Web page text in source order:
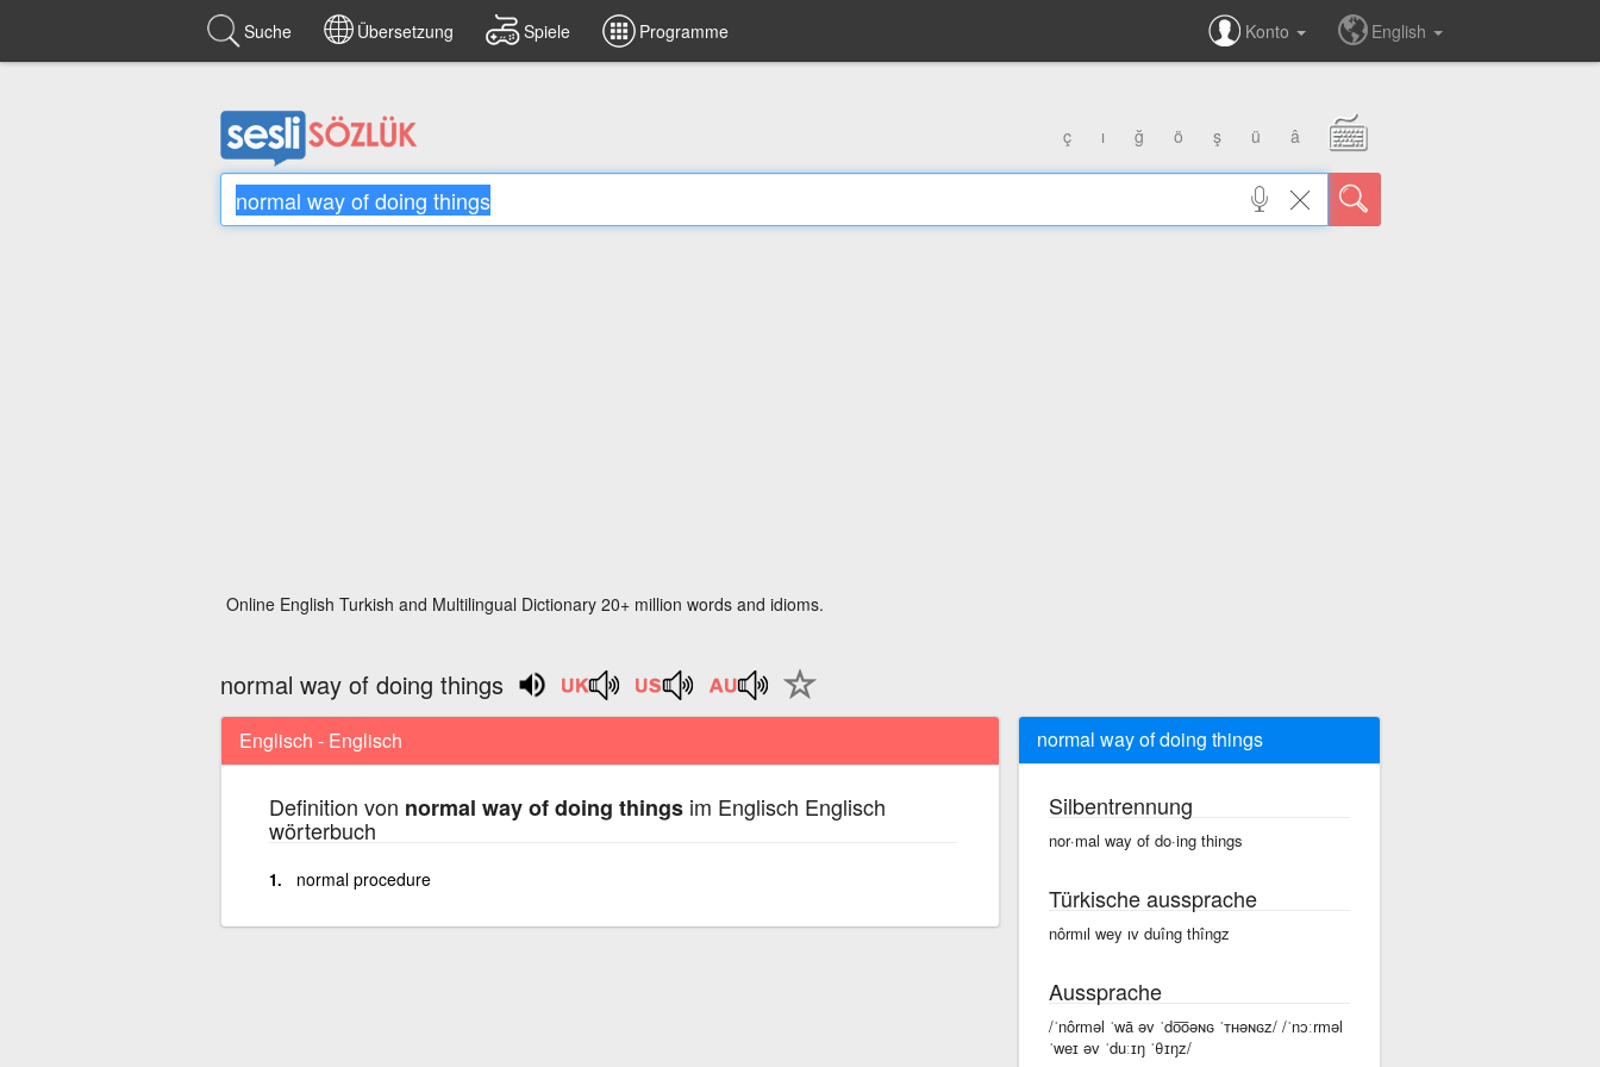
Suche Übersetzung Spiele Programme Konto English
ç ı ğ ö ş ü â
Online English Turkish and Multilingual Dictionary 20+ million words and idioms.
normal way of doing things
Englisch - Englisch
Definition von normal way of doing thingsim Englisch Englisch
wörterbuch
normal procedure
normal way of doing things
Silbentrennung
nor·mal way of do·ing things
Türkische aussprache
nôrmıl wey ıv duîng thîngz
Aussprache
/ˈnôrməl ˈwā əv ˈdo͞oəɴɢ ˈᴛʜəɴɢz/ /ˈnɔːrməl
ˈweɪ əv ˈduːɪŋ ˈθɪŋz/